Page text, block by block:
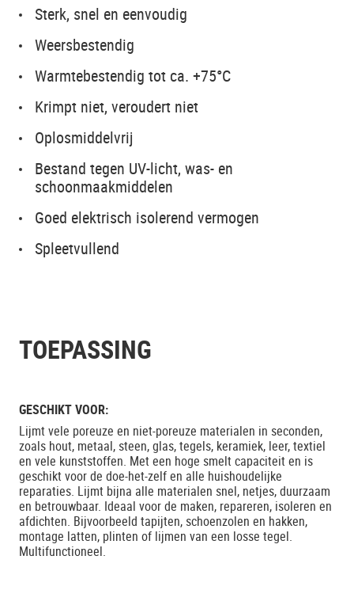
Sterk, snel en eenvoudig
Weersbestendig
Warmtebestendig tot ca. +75°C
Krimpt niet, veroudert niet
Oplosmiddelvrij
Bestand tegen UV-licht, was- en
schoonmaakmiddelen
Goed elektrisch isolerend vermogen
Spleetvullend
TOEPASSING
GESCHIKT VOOR:
Lijmt vele poreuze en niet-poreuze materialen in seconden,
zoals hout, metaal, steen, glas, tegels, keramiek, leer, textiel
en vele kunststoffen. Met een hoge smelt capaciteit en is
geschikt voor de doe-het-zelf en alle huishoudelijke
reparaties. Lijmt bijna alle materialen snel, netjes, duurzaam
en betrouwbaar. Ideaal voor de maken, repareren, isoleren en
afdichten. Bijvoorbeeld tapijten, schoenzolen en hakken,
montage latten, plinten of lijmen van een losse tegel.
Multifunctioneel.